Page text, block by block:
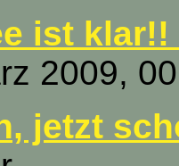
ist klar!!
2009,
jetzt